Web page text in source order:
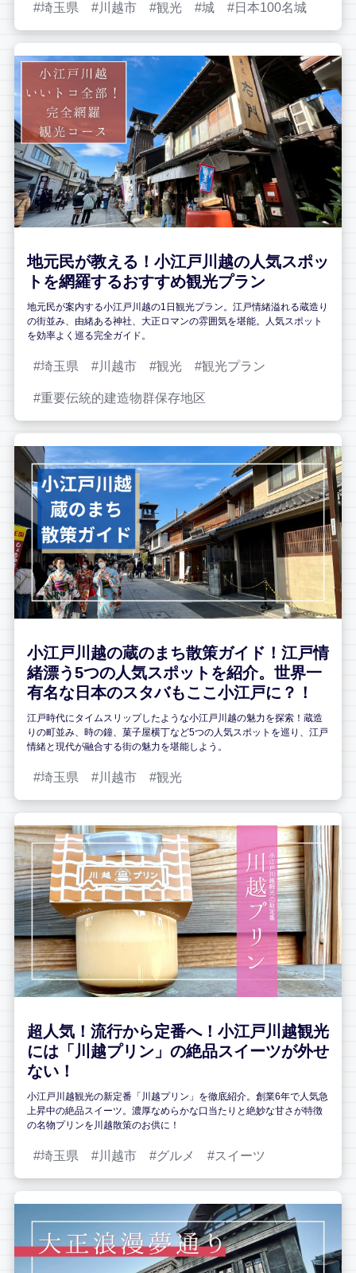
埼玉県 川越市 観光 城 日本100名城
地元民が教える！小江戸川越の人気スポッ
トを網羅するおすすめ観光プラン
地元民が案内する小江戸川越の1日観光プラン。江戸情緒溢れる蔵造り
の街並み、由緒ある神社、大正ロマンの雰囲気を堪能。人気スポット
を効率よく巡る完全ガイド。
埼玉県 川越市 観光 観光プラン
重要伝統的建造物群保存地区
小江戸川越の蔵のまち散策ガイド！江戸情
緒漂う5つの人気スポットを紹介。世界一
有名な日本のスタバもここ小江戸に？！
江戸時代にタイムスリップしたような小江戸川越の魅力を探索！蔵造
りの町並み、時の鐘、菓子屋横丁など5つの人気スポットを巡り、江戸
情緒と現代が融合する街の魅力を堪能しよう。
埼玉県 川越市 観光
超人気！流行から定番へ！小江戸川越観光
には「川越プリン」の絶品スイーツが外せ
ない！
小江戸川越観光の新定番「川越プリン」を徹底紹介。創業6年で人気急
上昇中の絶品スイーツ。濃厚なめらかな口当たりと絶妙な甘さが特徴
の名物プリンを川越散策のお供に！
埼玉県 川越市 グルメ スイーツ